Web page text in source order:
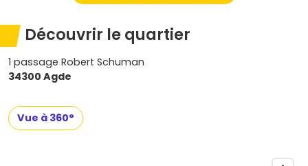
Découvrir le quartier
1 passage Robert Schuman
34300 Agde
Vue à 360°